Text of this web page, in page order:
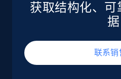
TikTok Shop
price, Final price, Discount
获取结构化、可
据
联系销